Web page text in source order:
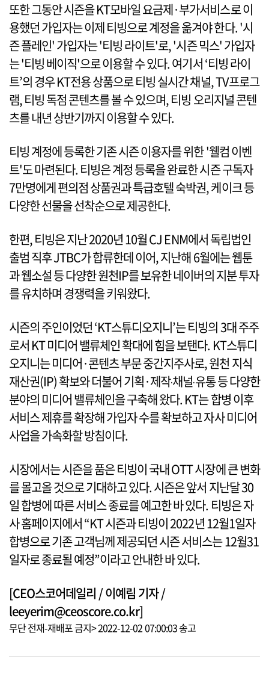
또한 그동안 시즌을 KT모바일 요금제·부가서비스로 이
용했던 가입자는 이제 티빙으로 계정을 옮겨야 한다. '시
즌 플레인' 가입자는 '티빙 라이트'로, '시즌 믹스' 가입자
는 '티빙 베이직'으로 이용할 수 있다. 여기서 ‘티빙 라이
트’의 경우 KT전용 상품으로 티빙 실시간 채널, TV프로그
램, 티빙 독점 콘텐츠를 볼 수 있으며, 티빙 오리지널 콘텐
츠를 내년 상반기까지 이용할 수 있다.
티빙 계정에 등록한 기존 시즌 이용자를 위한 '웰컴 이벤
트'도 마련된다. 티빙은 계정 등록을 완료한 시즌 구독자
7만명에게 편의점 상품권과 특급호텔 숙박권, 케이크 등
다양한 선물을 선착순으로 제공한다.
한편, 티빙은 지난 2020년 10월 CJ ENM에서 독립법인
출범 직후 JTBC가 합류한데 이어, 지난해 6월에는 웹툰
과 웹소설 등 다양한 원천IP를 보유한 네이버의 지분 투자
를 유치하며 경쟁력을 키워왔다.
시즌의 주인이었던 ‘KT스튜디오지니’는 티빙의 3대 주주
로서 KT 미디어 밸류체인 확대에 힘을 보탠다. KT스튜디
오지니는 미디어·콘텐츠 부문 중간지주사로, 원천 지식
재산권(IP) 확보와 더불어 기획·제작‧채널‧유통 등 다양한
분야의 미디어 밸류체인을 구축해 왔다. KT는 합병 이후
서비스 제휴를 확장해 가입자 수를 확보하고 자사 미디어
사업을 가속화할 방침이다.
시장에서는 시즌을 품은 티빙이 국내 OTT 시장에 큰 변화
를 몰고올 것으로 기대하고 있다. 시즌은 앞서 지난달 30
일 합병에 따른 서비스 종료를 예고한 바 있다. 티빙은 자
사 홈페이지에서 “KT 시즌과 티빙이 2022년 12월1일자
합병으로 기존 고객님께 제공되던 시즌 서비스는 12월31
일자로 종료될 예정”이라고 안내한 바 있다.
[CEO스코어데일리 / 이예림 기자 /
leeyerim@ceoscore.co.kr]
무단 전재-재배포 금지> 2022-12-02 07:00:03 송고